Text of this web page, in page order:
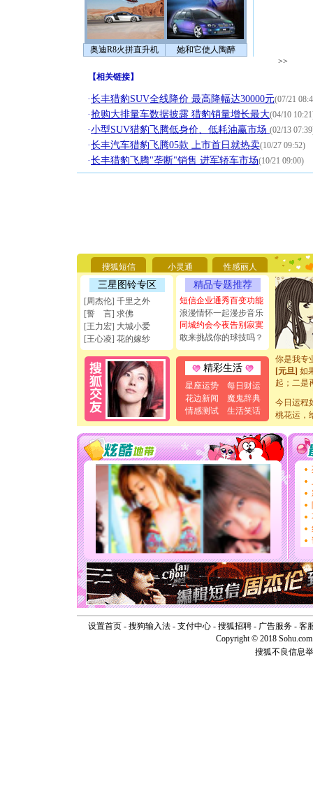
奥迪R8火拼直升机 她和它使人陶醉
>>
【相关链接】
·长丰猎豹SUV全线降价 最高降幅达30000元(07/21
·抢购大排量车数据披露 猎豹销量增长最大(04/10
·小型SUV猎豹飞腾低身价、低耗油赢市场 (02/13
·长丰汽车猎豹飞腾05款 上市首日就热卖(10/27 09:52)
·长丰猎豹飞腾"垄断"销售 进军轿车市场(10/21 09:00)
搜狐短信 小灵通 性感丽人
三星图铃专区
[周杰伦] 千里之外
[誓 言] 求佛
[王力宏] 大城小爱
[王心凌] 花的嫁纱
精品专题推荐
短信企业通秀百变功能
浪漫情怀一起漫步音乐
同城约会今夜告别寂寞
敢来挑战你的球技吗？
精彩生活
星座运势
每日财运
花边新闻
魔鬼辞典
情感测试
生活笑话
要平安！
[圣诞节]
能正大光
天都要快
[圣诞节]
如意,快
[元旦]看
断电。爱
你是我专
[元旦] 如
起；二是
离。水晶
[元旦]当
泣，这痛
卖了。水
[春节]风
颜！冬
道一声平
[春节]
传
片叶子
送你一
[圣诞节]
你太多
要平安
[圣诞节]
能正大
天都要快
[圣诞节]
如意,快
[元旦]看
断电。爱
你是我专
[元旦]如
起；二是
今日运程
桃花运，
设置首页- 搜狗输入法- 支付中心- 搜狐招聘- 广告服务- 客
Copyright © 2018
搜狐不良信息